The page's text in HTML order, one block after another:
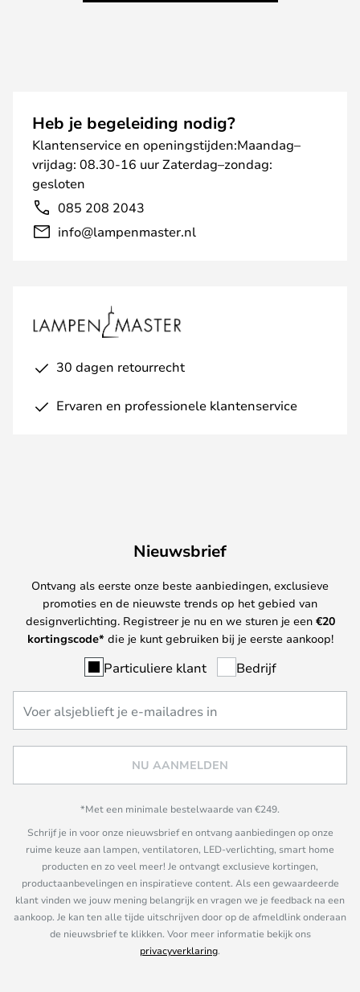
Heb je begeleiding nodig?
Klantenservice en openingstijden:Maandag–
vrijdag: 08.30-16 uur Zaterdag–zondag:
gesloten
085 208 2043
info@lampenmaster.nl
30 dagen retourrecht
Ervaren en professionele klantenservice
Nieuwsbrief
Ontvang als eerste onze beste aanbiedingen, exclusieve
promoties en de nieuwste trends op het gebied van
designverlichting. Registreer je nu en we sturen je een €20
kortingscode* die je kunt gebruiken bij je eerste aankoop!
Particuliere klant Bedrijf
NU AANMELDEN
*Met een minimale bestelwaarde van €249.
Schrijf je in voor onze nieuwsbrief en ontvang aanbiedingen op onze
ruime keuze aan lampen, ventilatoren, LED-verlichting, smart home
producten en zo veel meer! Je ontvangt exclusieve kortingen,
productaanbevelingen en inspiratieve content. Als een gewaardeerde
klant vinden we jouw mening belangrijk en vragen we je feedback na een
aankoop. Je kan ten alle tijde uitschrijven door op de afmeldlink onderaan
de nieuwsbrief te klikken. Voor meer informatie bekijk ons
privacyverklaring.